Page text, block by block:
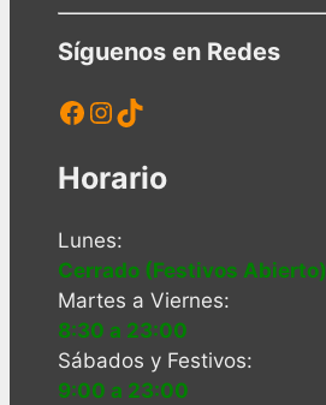
Síguenos en Redes
Facebook
Instagram
TikTok
Horario
Lunes:
Cerrado (Festivos Abierto)
Martes a Viernes:
8:30 a 23:00
Sábados y Festivos:
9:00 a 23:00